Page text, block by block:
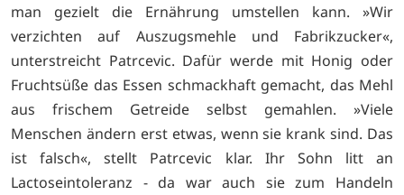
man gezielt die Ernährung umstellen kann. »Wir
verzichten auf Auszugsmehle und Fabrikzucker«,
unterstreicht Patrcevic. Dafür werde mit Honig oder
Fruchtsüße das Essen schmackhaft gemacht, das Mehl
aus frischem Getreide selbst gemahlen. »Viele
Menschen ändern erst etwas, wenn sie krank sind. Das
ist falsch«, stellt Patrcevic klar. Ihr Sohn litt an
Lactoseintoleranz - da war auch sie zum Handeln